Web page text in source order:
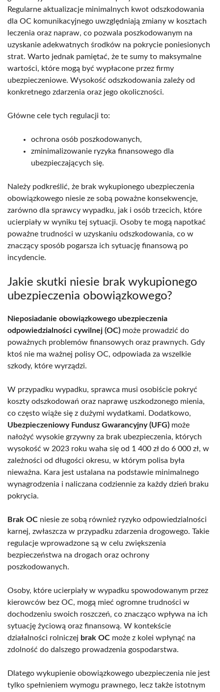
Regularne aktualizacje minimalnych kwot odszkodowania
dla OC komunikacyjnego uwzględniają zmiany w kosztach
leczenia oraz napraw, co pozwala poszkodowanym na
uzyskanie adekwatnych środków na pokrycie poniesionych
strat. Warto jednak pamiętać, że te sumy to maksymalne
wartości, które mogą być wypłacone przez firmy
ubezpieczeniowe. Wysokość odszkodowania zależy od
konkretnego zdarzenia oraz jego okoliczności.
Główne cele tych regulacji to:
ochrona osób poszkodowanych,
zminimalizowanie ryzyka finansowego dla
ubezpieczających się.
Należy podkreślić, że brak wykupionego ubezpieczenia
obowiązkowego niesie ze sobą poważne konsekwencje,
zarówno dla sprawcy wypadku, jak i osób trzecich, które
ucierpiały w wyniku tej sytuacji. Osoby te mogą napotkać
poważne trudności w uzyskaniu odszkodowania, co w
znaczący sposób pogarsza ich sytuację finansową po
incydencie.
Jakie skutki niesie brak wykupionego
ubezpieczenia obowiązkowego?
Nieposiadanie obowiązkowego ubezpieczenia
odpowiedzialności cywilnej (OC) może prowadzić do
poważnych problemów finansowych oraz prawnych. Gdy
ktoś nie ma ważnej polisy OC, odpowiada za wszelkie
szkody, które wyrządzi.
W przypadku wypadku, sprawca musi osobiście pokryć
koszty odszkodowań oraz naprawę uszkodzonego mienia,
co często wiąże się z dużymi wydatkami. Dodatkowo,
Ubezpieczeniowy Fundusz Gwarancyjny (UFG) może
nałożyć wysokie grzywny za brak ubezpieczenia, których
wysokość w 2023 roku waha się od 1 400 zł do 6 000 zł, w
zależności od długości okresu, w którym polisa była
nieważna. Kara jest ustalana na podstawie minimalnego
wynagrodzenia i naliczana codziennie za każdy dzień braku
pokrycia.
Brak OC niesie ze sobą również ryzyko odpowiedzialności
karnej, zwłaszcza w przypadku zdarzenia drogowego. Takie
regulacje wprowadzone są w celu zwiększenia
bezpieczeństwa na drogach oraz ochrony
poszkodowanych.
Osoby, które ucierpiały w wypadku spowodowanym przez
kierowców bez OC, mogą mieć ogromne trudności w
dochodzeniu swoich roszczeń, co znacząco wpływa na ich
sytuację życiową oraz finansową. W kontekście
działalności rolniczej brak OC może z kolei wpłynąć na
zdolność do dalszego prowadzenia gospodarstwa.
Dlatego wykupienie obowiązkowego ubezpieczenia nie jest
tylko spełnieniem wymogu prawnego, lecz także istotnym